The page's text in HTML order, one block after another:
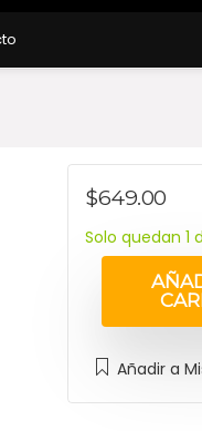
$649.00
Solo quedan 1
Añadir a